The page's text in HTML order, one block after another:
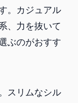
。カジュアル
、力を抜いて
ぶのがおすす
スリムなシル